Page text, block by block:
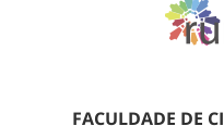
FACULDADE DE